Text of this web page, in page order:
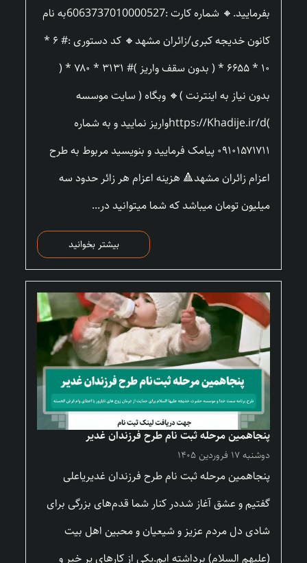
بفرمایید.🔸 شماره کارت :6063737010000527به نام
کانون خدیجه کبری/زائران مشهد🔸 کد دستوری :# ۶ *
۱۰ * ۶۶۵۵ * ( بدون سقف واریز )# ۳۱۳۱ * ۷۸۰ * (
بدون نیاز به اینترنت )🔸 وبگاه ( سایت موسسه
)https://Khadije.ir/dواریز نمایید و به شماره
۰۹۱۰۱۵۷۱۷۱۱ پیامک فرمایید و بنویسید مربوط به طرح
اعزام زائران مشهد🔺 هزینه اعزام هر زائر حدود سه
میلیون تومان میباشد که شما میتوانید در...
بیشتر بخوانید
پنجاهمین مرحله ثبت نام طرح فرزندان غدیر
دوشنبه ۱۷ فروردین ۱۴۰۵
پنجاهمین مرحله ثبت نام طرح فرزندان غدیریاعلی
گفتیم و عشق آغاز شددر کنار شما قدم‌های بزرگی برای
شادی دل مردم عزیز و شیعیان و محبین اهل بیت
(علیهم السلام) برداشته ایم.یکی از کارهای پر خیر و